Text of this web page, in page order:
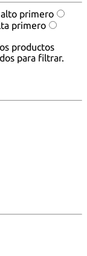
primero
primero
productos
para filtrar.